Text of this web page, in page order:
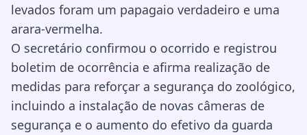
levados foram um papagaio verdadeiro e uma
arara-vermelha.
O secretário confirmou o ocorrido e registrou
boletim de ocorrência e afirma realização de
medidas para reforçar a segurança do zoológico,
incluindo a instalação de novas câmeras de
segurança e o aumento do efetivo da guarda